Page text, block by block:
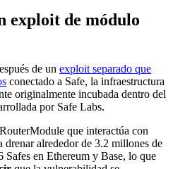
exploit de módulo
de un exploit separado que
conectado a Safe, la infraestructura
originalmente incubada dentro del
por Safe Labs.
que interactúa con
drenar alrededor de 3.2 millones de
Safes en Ethereum y Base, lo que